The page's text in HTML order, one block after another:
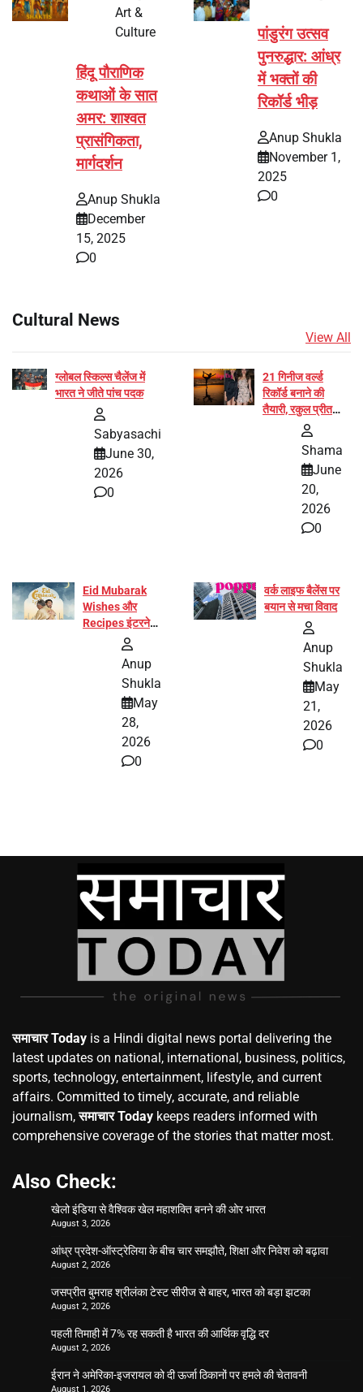
Art &
Culture
हिंदू पौराणिक
कथाओं के सात
अमर: शाश्वत
प्रासंगिकता,
मार्गदर्शन
Anup Shukla
December
15, 2025
0
पांडुरंग उत्सव
पुनरुद्धार: आंध्र
में भक्तों की
रिकॉर्ड भीड़
Anup Shukla
November 1,
2025
0
Cultural News
View All
ग्लोबल स्किल्स चैलेंज में
भारत ने जीते पांच पदक
Sabyasachi
June 30,
2026
0
21 गिनीज वर्ल्ड
रिकॉर्ड बनाने की
तैयारी, रकुल प्रीत
और प्रज्ञा जायसवाल
Shama
June
20,
2026
0
Eid Mubarak
Wishes और
Recipes इंटरनेट
पर हुईं वायरल
Anup
Shukla
May
28,
2026
0
वर्क लाइफ बैलेंस पर
बयान से मचा विवाद
Anup
Shukla
May
21,
2026
0
समाचार Today is a Hindi digital news portal delivering the
latest updates on national, international, business, politics,
sports, technology, entertainment, lifestyle, and current
affairs. Committed to timely, accurate, and reliable
journalism,समाचार Today keeps readers informed with
comprehensive coverage of the stories that matter most.
Also Check:
खेलो इंडिया से वैश्विक खेल महाशक्ति बनने की ओर भारत
August 3, 2026
आंध्र प्रदेश-ऑस्ट्रेलिया के बीच चार समझौते, शिक्षा और निवेश को बढ़ावा
August 2, 2026
जसप्रीत बुमराह श्रीलंका टेस्ट सीरीज से बाहर, भारत को बड़ा झटका
August 2, 2026
पहली तिमाही में 7% रह सकती है भारत की आर्थिक वृद्धि दर
August 2, 2026
ईरान ने अमेरिका-इजरायल को दी ऊर्जा ठिकानों पर हमले की चेतावनी
August 1, 2026